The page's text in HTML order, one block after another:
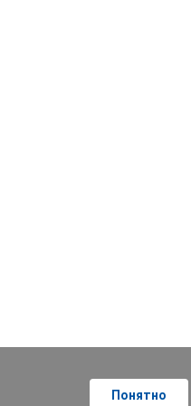
Понятно